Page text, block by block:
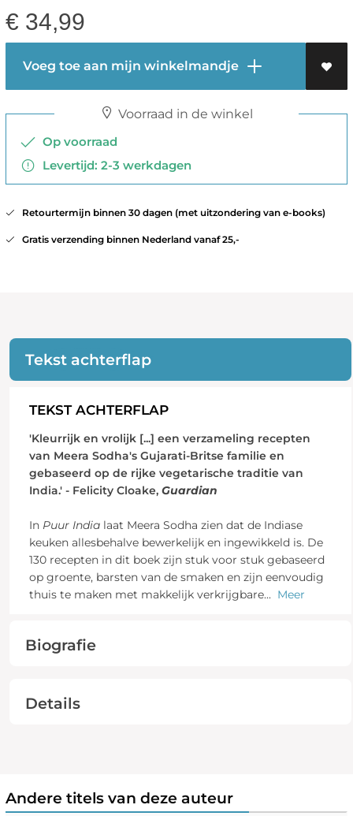
€ 34,99
Voeg toe aan mijn winkelmandje
Voorraad in de winkel
Op voorraad
Levertijd: 2-3 werkdagen
Retourtermijn binnen 30 dagen (met uitzondering van e-books)
Gratis verzending binnen Nederland vanaf 25,-
Tekst achterflap
TEKST ACHTERFLAP
'Kleurrijk en vrolijk [...] een verzameling recepten
van Meera Sodha's Gujarati-Britse familie en
gebaseerd op de rijke vegetarische traditie van
India.' - Felicity Cloake, Guardian
In Puur Indialaat Meera Sodha zien dat de Indiase
keuken allesbehalve bewerkelijk en ingewikkeld is. De
130 recepten in dit boek zijn stuk voor stuk gebaseerd
op groente, barsten van de smaken en zijn eenvoudig
thuis te maken met makkelijk verkrijgbare... Meer
Biografie
Details
Andere titels van deze auteur